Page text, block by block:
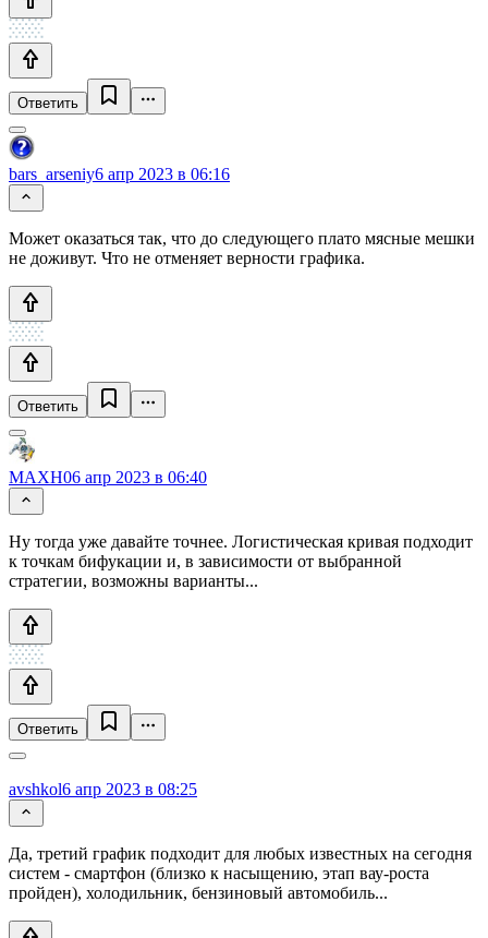
Ответить
bars_arseniy6 апр 2023 в 06:16
Может оказаться так, что до следующего плато мясные мешки
не доживут. Что не отменяет верности графика.
Ответить
MAXH06 апр 2023 в 06:40
Ну тогда уже давайте точнее. Логистическая кривая подходит
к точкам бифукации и, в зависимости от выбранной
стратегии, возможны варианты...
Ответить
avshkol6 апр 2023 в 08:25
Да, третий график подходит для любых известных на сегодня
систем - смартфон (близко к насыщению, этап вау-роста
пройден), холодильник, бензиновый автомобиль...